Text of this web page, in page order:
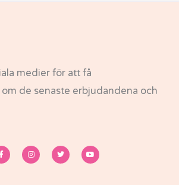
medier för att få
de senaste erbjudandena och
a
c
e
n
s
t
w
i
t
o
u
t